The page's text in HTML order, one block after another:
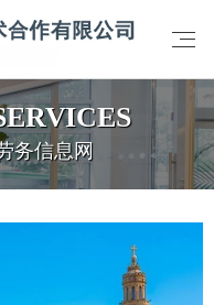
务信息网